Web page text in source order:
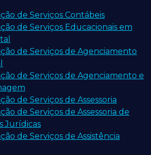
de Serviços Contábeis
de Serviços Educacionais em
de Serviços de Agenciamento
de Serviços de Agenciamento e
de Serviços de Assessoria
de Serviços de Assessoria de
Jurídicas
de Serviços de Assistência